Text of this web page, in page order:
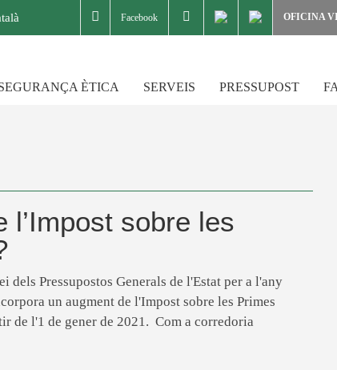
Facebook OFICINA
ÈTICA SERVEIS PRESSUPOST
l’Impost sobre les
Pressupostos Generals de l'Estat per a l'any
un augment de l'Impost sobre les Primes
de l'1 de gener de 2021. Com a corredoria